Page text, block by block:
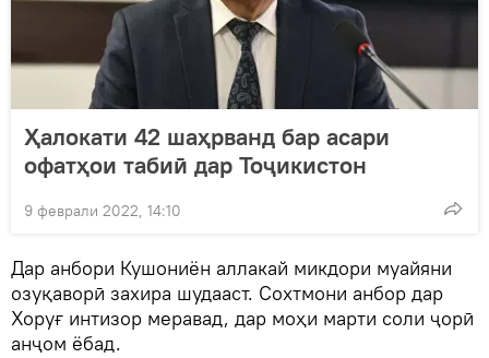
Ҳалокати 42 шаҳрванд бар асари
офатҳои табиӣ дар Тоҷикистон
9 феврали 2022, 14:10
Дар анбори Кушониён аллакай микдори муайяни
озуқаворӣ захира шудааст. Сохтмони анбор дар
Хоруғ интизор меравад, дар моҳи марти соли ҷорӣ
анҷом ёбад.